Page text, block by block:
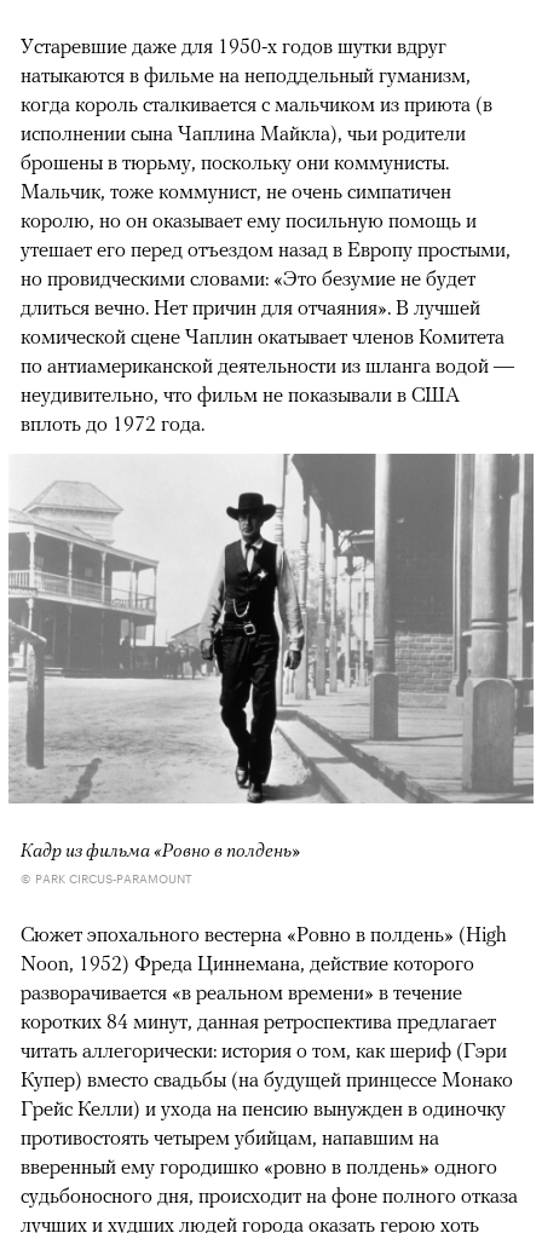
Устаревшие даже для 1950-х годов шутки вдруг
натыкаются в фильме на неподдельный гуманизм,
когда король сталкивается с мальчиком из приюта (в
исполнении сына Чаплина Майкла), чьи родители
брошены в тюрьму, поскольку они коммунисты.
Мальчик, тоже коммунист, не очень симпатичен
королю, но он оказывает ему посильную помощь и
утешает его перед отъездом назад в Европу простыми,
но провидческими словами: «Это безумие не будет
длиться вечно. Нет причин для отчаяния». В лучшей
комической сцене Чаплин окатывает членов Комитета
по антиамериканской деятельности из шланга водой —
неудивительно, что фильм не показывали в США
вплоть до 1972 года.
Кадр из фильма «Ровно в полдень»
© PARK CIRCUS-PARAMOUNT
Сюжет эпохального вестерна «Ровно в полдень» (High
Noon, 1952) Фреда Циннемана, действие которого
разворачивается «в реальном времени» в течение
коротких 84 минут, данная ретроспектива предлагает
читать аллегорически: история о том, как шериф (Гэри
Купер) вместо свадьбы (на будущей принцессе Монако
Грейс Келли) и ухода на пенсию вынужден в одиночку
противостоять четырем убийцам, напавшим на
вверенный ему городишко «ровно в полдень» одного
судьбоносного дня, происходит на фоне полного отказа
лучших и худших людей города оказать герою хоть